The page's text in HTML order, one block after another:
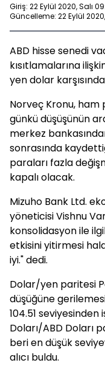
Giriş: 22 Eylül 2020, Salı
Güncelleme: 22 Eylül
ABD hisse senedi
kısıtlamalarına
yen dolar
Norveç Kronu, ham
günkü düşüşünün
merkez
sonrasında
paraları fazla
kapalı olacak.
Mizuho Bank Ltd.
yöneticisi Vishnu
konsolidasyon ile
etkisini yitirmesi
iyi." dedi.
Dolar/yen paritesi
düşüğüne
104.51
Doları/ABD Doları
beri en düşük
alıcı buldu.